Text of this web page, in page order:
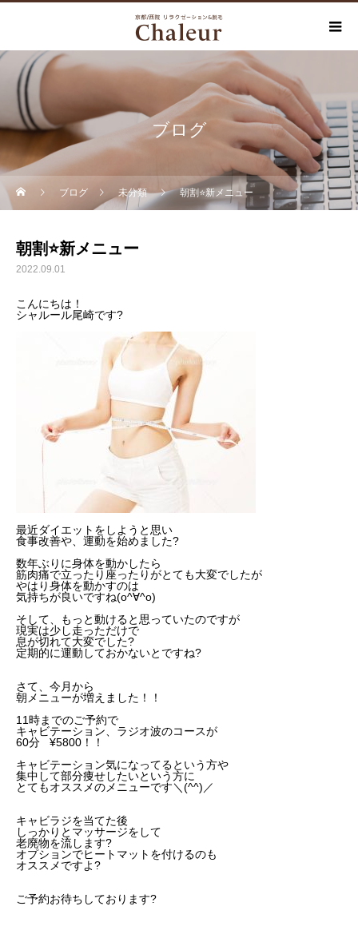
ブログ
ブログ 未分類 朝割⭐新メニュー
朝割⭐新メニュー
2022.09.01
こんにちは！
シャルール尾崎です?
最近ダイエットをしようと思い
食事改善や、運動を始めました?
数年ぶりに身体を動かしたら
筋肉痛で立ったり座ったりがとても大変でしたが
やはり身体を動かすのは
気持ちが良いですね(o^∀^o)
そして、もっと動けると思っていたのですが
現実は少し走っただけで
息が切れて大変でした?
定期的に運動しておかないとですね?
さて、今月から
朝メニューが増えました！！
11時までのご予約で
キャビテーション、ラジオ波のコースが
60分 ¥5800！！
キャビテーション気になってるという方や
集中して部分痩せしたいという方に
とてもオススメのメニューです＼(^^)／
キャビラジを当てた後
しっかりとマッサージをして
老廃物を流します?
オプションでヒートマットを付けるのも
オススメですよ?
ご予約お待ちしております?